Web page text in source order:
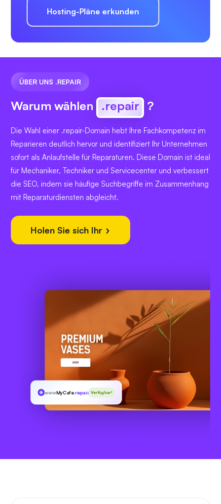
Hosting-Pläne erkunden
ÜBER UNS .REPAIR
Warum wählen .repair ?
Die Wahl einer .repair-Domain hebt Ihre Fachkompetenz im
Reparieren deutlich hervor und identifiziert Ihr Unternehmen
sofort als Anlaufstelle für Reparaturen. Diese Domain ist ideal
für Mechaniker, Techniker und Servicecenter und verbessert
die SEO, indem sie häufige Suchbegriffe im Zusammenhang
mit Reparaturdiensten abgleicht.
Holen Sie sich Ihr
wwwMyCafe.repair Verfügbar!